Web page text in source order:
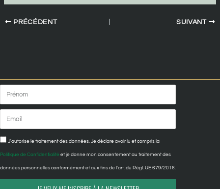
PRÉCÉDENT SUIVANT
Confidentialité
J'autorise le traitement des données. Je déclare avoir lu et compris la
Politique de Confidentialité et je donne mon consentement au traitement des
données personnelles conformément et aux fins de l'art. du Règl. UE 679/2016.